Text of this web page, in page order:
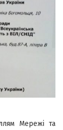
Мережі та